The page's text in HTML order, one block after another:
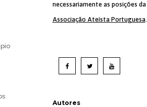
necessariamente as posições da
Associação Ateísta Portuguesa.
Autores